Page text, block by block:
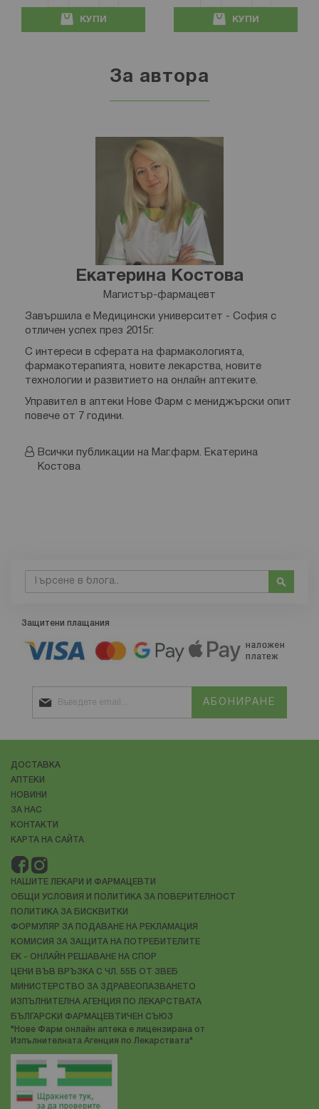
КУПИ КУПИ
За автора
Екатерина Костова
Магистър-фармацевт
Завършила е Медицински университет - София с
отличен успех през 2015г.
С интереси в сферата на фармакологията,
фармакотерапията, новите лекарства, новите
технологии и развитието на онлайн аптеките.
Управител в аптеки Нове Фарм с мениджърски опит
повече от 7 години.
Всички публикации на Маг.фарм. Екатерина
Костова
Търсене
Защитени плащания
АБОНИРАНЕ
ДОСТАВКА
АПТЕКИ
НОВИНИ
ЗА НАС
КОНТАКТИ
КАРТА НА САЙТА
НАШИТЕ ЛЕКАРИ И ФАРМАЦЕВТИ
ОБЩИ УСЛОВИЯ И ПОЛИТИКА ЗА ПОВЕРИТЕЛНОСТ
ПОЛИТИКА ЗА БИСКВИТКИ
ФОРМУЛЯР ЗА ПОДАВАНЕ НА РЕКЛАМАЦИЯ
КОМИСИЯ ЗА ЗАЩИТА НА ПОТРЕБИТЕЛИТЕ
ЕК - ОНЛАЙН РЕШАВАНЕ НА СПОР
ЦЕНИ ВЪВ ВРЪЗКА С ЧЛ. 55Б ОТ ЗВЕБ
МИНИСТЕРСТВО ЗА ЗДРАВЕОПАЗВАНЕТО
ИЗПЪЛНИТЕЛНА АГЕНЦИЯ ПО ЛЕКАРСТВАТА
БЪЛГАРСКИ ФАРМАЦЕВТИЧЕН СЪЮЗ
"Нове Фарм онлайн аптека е лицензирана от
Изпълнителната Агенция по Лекарствата"